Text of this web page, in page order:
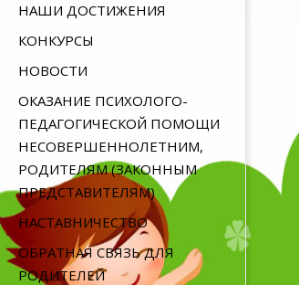
НАШИ ДОСТИЖЕНИЯ
КОНКУРСЫ
НОВОСТИ
ОКАЗАНИЕ ПСИХОЛОГО-
ПЕДАГОГИЧЕСКОЙ ПОМОЩИ
НЕСОВЕРШЕННОЛЕТНИМ,
РОДИТЕЛЯМ (ЗАКОННЫМ
ПРЕДСТАВИТЕЛЯМ)
НАСТАВНИЧЕСТВО
ОБРАТНАЯ СВЯЗЬ ДЛЯ
РОДИТЕЛЕЙ